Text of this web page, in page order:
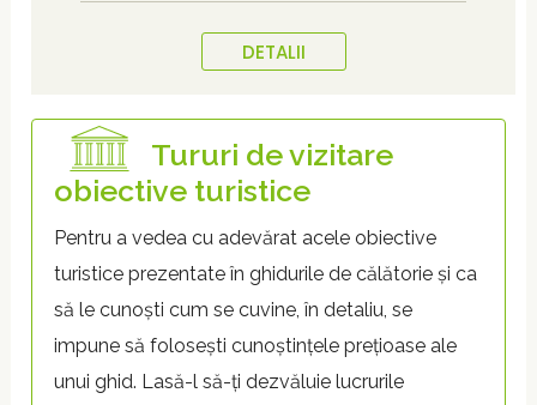
DETALII
Tururi de vizitare
obiective turistice
Pentru a vedea cu adevărat acele obiective
turistice prezentate în ghidurile de călătorie și ca
să le cunoști cum se cuvine, în detaliu, se
impune să folosești cunoștințele prețioase ale
unui ghid. Lasă-l să-ți dezvăluie lucrurile